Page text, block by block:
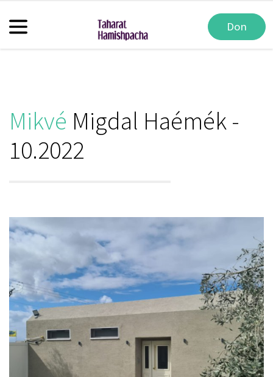
Don
Mikvé Migdal Haémék -
10.2022